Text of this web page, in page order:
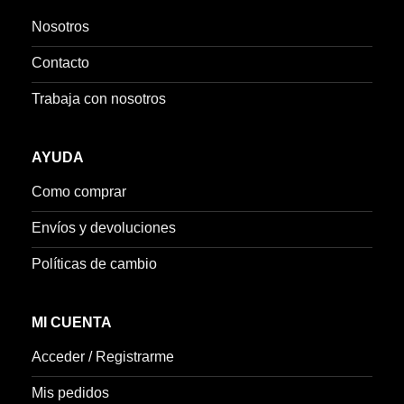
Nosotros
Contacto
Trabaja con nosotros
AYUDA
Como comprar
Envíos y devoluciones
Políticas de cambio
MI CUENTA
Acceder / Registrarme
Mis pedidos